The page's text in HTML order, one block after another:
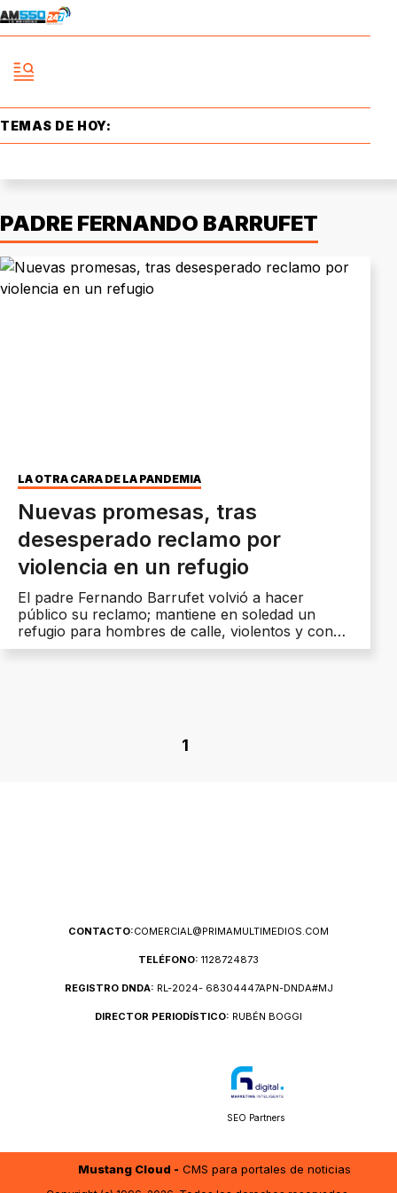
TEMAS DE HOY:
PADRE FERNANDO BARRUFET
LA OTRA CARA DE LA PANDEMIA
Nuevas promesas, tras
desesperado reclamo por
violencia en un refugio
El padre Fernando Barrufet volvió a hacer
público su reclamo; mantiene en soledad un
refugio para hombres de calle, violentos y con
adicciones.
1
CONTACTO:COMERCIAL@PRIMAMULTIMEDIOS.COM
TELÉFONO: 1128724873
REGISTRO DNDA: RL-2024- 68304447APN-DNDA#MJ
DIRECTOR PERIODÍSTICO: RUBÉN BOGGI
SEO Partners
Mustang Cloud - CMS para portales de noticias